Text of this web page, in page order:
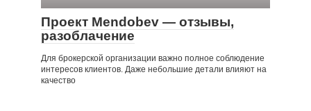
Проект Mendobev — отзывы,
разоблачение
Для брокерской организации важно полное соблюдение
интересов клиентов. Даже небольшие детали влияют на
качество